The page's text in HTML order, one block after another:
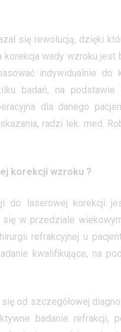
się rewolucją, dzięki
wady wzroku
indywidualnie do
badań, na
dla danego
radzi lek. med.
korekcji wzroku ?
do laserowej korekcji
w przedziale
refrakcyjnej u
kwalifikujące, na
od szczegółowej
badanie refrakcji,